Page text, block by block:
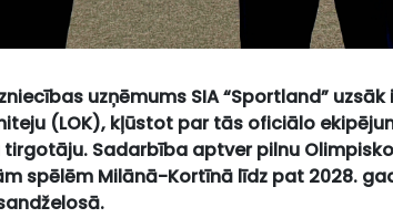
uzņēmums SIA “Sportland”
(LOK), kļūstot par tās oficiālo
tirgotāju. Sadarbība aptver pilnu
spēlēm Milānā-Kortīnā līdz pat 2028.